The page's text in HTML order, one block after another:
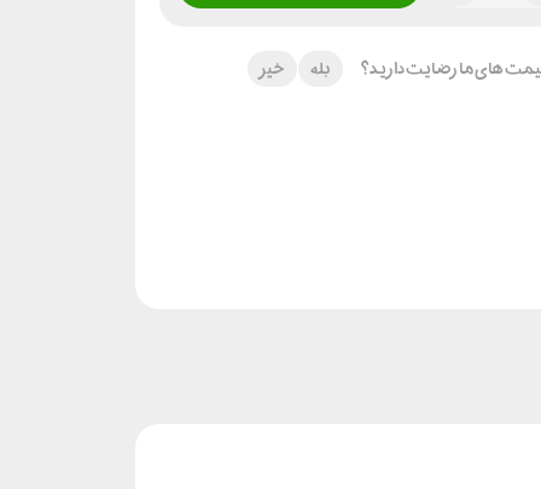
قیمت های ما رضایت دارید؟ بله خیر